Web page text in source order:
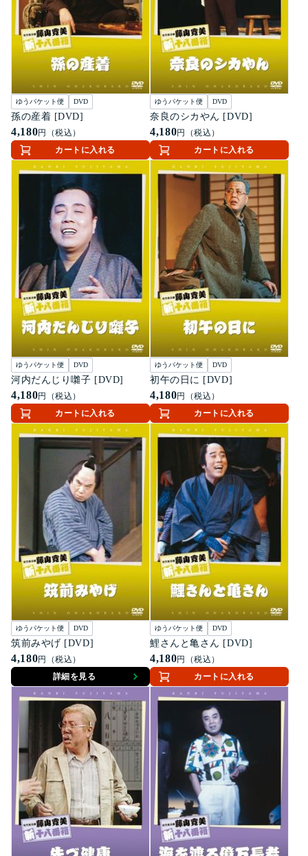
ゆうパケット便 DVD
孫の産着 [DVD]
4,180円（税込）
カートに入れる
ゆうパケット便 DVD
奈良のシカやん [DVD]
4,180円（税込）
カートに入れる
ゆうパケット便 DVD
河内だんじり囃子 [DVD]
4,180円（税込）
カートに入れる
ゆうパケット便 DVD
初午の日に [DVD]
4,180円（税込）
カートに入れる
ゆうパケット便 DVD
筑前みやげ [DVD]
4,180円（税込）
詳細を見る
ゆうパケット便 DVD
鯉さんと亀さん [DVD]
4,180円（税込）
カートに入れる